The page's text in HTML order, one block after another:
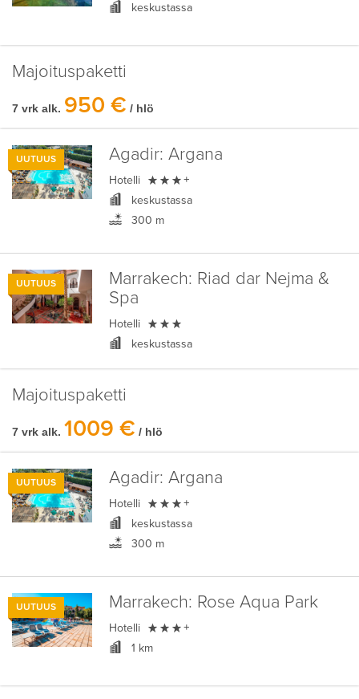
keskustassa
Majoituspaketti
7 vrk alk. 950 € / hlö
UUTUUS Agadir: Argana
Hotelli  +
keskustassa
300 m
UUTUUS Marrakech: Riad dar Nejma &
Spa
Hotelli 
keskustassa
Majoituspaketti
7 vrk alk. 1009 € / hlö
UUTUUS Agadir: Argana
Hotelli  +
keskustassa
300 m
UUTUUS Marrakech: Rose Aqua Park
Hotelli  +
1 km